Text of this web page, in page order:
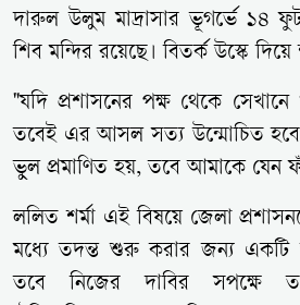
দারুল উলুম মাদ্রাসার ভূগর্ভে ১৪
শিব মন্দির রয়েছে। বিতর্ক উস্কে
"যদি প্রশাসনের পক্ষ থেকে
তবেই এর আসল সত্য উন্মোচিত
ভুল প্রমাণিত হয়, তবে আমাকে যেন
ললিত শর্মা এই বিষয়ে জেলা
মধ্যে তদন্ত শুরু করার জন্য একটি
তবে নিজের দাবির সপক্ষে